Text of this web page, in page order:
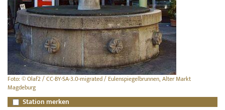
Foto: © Olaf2 / CC-BY-SA-3.0-migrated / Eulenspiegelbrunnen, Alter Markt
Magdeburg
Station merken